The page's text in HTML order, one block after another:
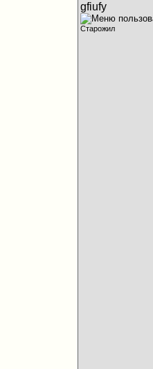
gfiufy
Старожил